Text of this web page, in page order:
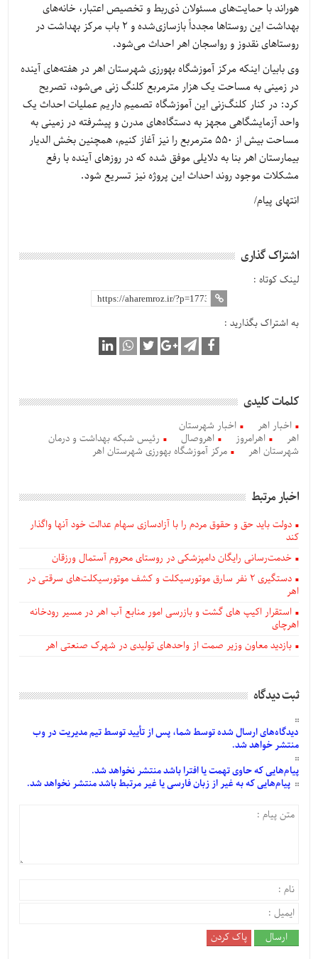
هوراند با حمایت‌های مسئولان ذی‌ربط و تخصیص اعتبار، خانه‌های
بهداشت این روستاها مجدداً بازسازی‌شده و 2 باب مرکز بهداشت در
روستاهای نقدوز و رواسجان اهر احداث می‌شود.
وی بابیان اینکه مرکز آموزشگاه بهورزی شهرستان اهر در هفته‌های آینده
در زمینی به مساحت یک هزار مترمربع کلنگ زنی می‌شود، تصریح
کرد: در کنار کلنگ‌زنی این آموزشگاه تصمیم داریم عملیات احداث یک
واحد آزمایشگاهی مجهز به دستگاه‌های مدرن و پیشرفته در زمینی به
مساحت بیش از 550 مترمربع را نیز آغاز کنیم، همچنین بخش الدیار
بیمارستان اهر بنا به دلایلی موفق شده که در روزهای آینده با رفع
مشکلات موجود روند احداث این پروژه نیز تسریع شود.
انتهای پیام/
اشتراک گذاری
لینک کوتاه :
به اشتراک بگذارید :
کلمات کلیدی
اخبار اهر
اخبار شهرستان
اهر
اهرامروز اهروصال
رئیس شبکه بهداشت و درمان
شهرستان اهر
مرکز آموزشگاه بهورزی شهرستان اهر
اخبار مرتبط
دولت باید حق و حقوق مردم را با آزادسازی سهام عدالت خود آنها واگذار
کند
خدمت‌رسانی رایگان دامپزشکی در روستای محروم آستمال ورزقان
دستگيری ۲ نفر سارق موتورسیکلت و کشف موتورسیکلت‌های سرقتی در
اهر
استقرار اکیپ های گشت و بازرسی امور منابع آب اهر در مسیر رودخانه
اهرچای
بازدید معاون وزیر صمت از واحدهای تولیدی در شهرک صنعتی اهر
ثبت دیدگاه
دیدگاه‌هایارسالشدهتوسط شما، پس ازتأییدتوسط تیم مدیریت در وب
منتشر خواهد شد.
پیام‌هاییکه حاوی تهمت یا افترا باشد منتشر نخواهد شد.
پیام‌هاییکه به غیر از زبان فارسی یا غیر مرتبط باشد منتشر نخواهد شد.